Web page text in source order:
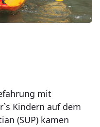
mit
Kindern auf dem
(SUP) kamen